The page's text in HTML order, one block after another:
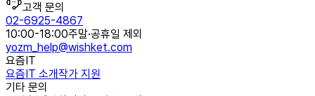
고객 문의
02-6925-4867
10:00-18:00주말·공휴일 제외
yozm_help@wishket.com
요즘IT
요즘IT 소개작가 지원
기타 문의